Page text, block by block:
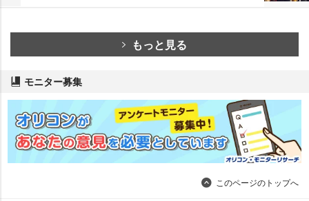
もっと見る
モニター募集
このページのトップへ